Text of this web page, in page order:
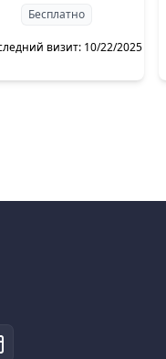
Бесплатно
визит: 10/22/2025